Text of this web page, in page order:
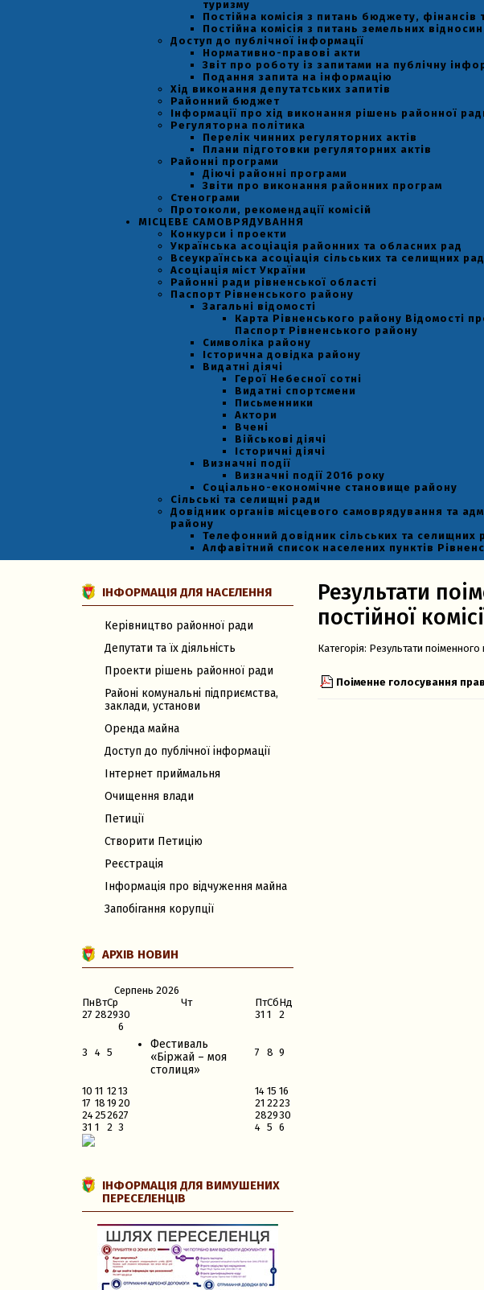
туризму
Постійна комісія з питань бюджету, фінансів
Постійна комісія з питань земельних
Доступ до публічної інформації
Нормативно-правові акти
Звіт про роботу із запитами на публічну
Подання запита на інформацію
Хід виконання депутатських запитів
Районний бюджет
Інформації про хід виконання рішень районної
Регуляторна політика
Перелік чинних регуляторних актів
Плани підготовки регуляторних актів
Районні програми
Діючі районні програми
Звіти про виконання районних програм
Стенограми
Протоколи, рекомендації комісій
МІСЦЕВЕ САМОВРЯДУВАННЯ
Конкурси і проекти
Українська асоціація районних та обласних рад
Всеукраїнська асоціація сільських та селищних рад
Асоціація міст України
Районні ради рівненської області
Паспорт Рівненського району
Загальні відомості
Карта Рівненського району Відомості
Паспорт Рівненського району
Символіка району
Історична довідка району
Видатні діячі
Герої Небесної сотні
Видатні спортсмени
Письменники
Актори
Вчені
Військові діячі
Історичні діячі
Визначні події
Визначні події 2016 року
Соціально-економічне становище району
Сільські та селищні ради
Довідник органів місцевого самоврядування та
району
Телефонний довідник сільських та селищних
Алфавітний список населених пунктів
Результати
постійної
Категорія: Результати
Поіменне голосування
ІНФОРМАЦІЯ ДЛЯ НАСЕЛЕННЯ
Керівництво районної ради
Депутати та їх діяльність
Проекти рішень районної ради
Районі комунальні підприємства,
заклади, установи
Оренда майна
Доступ до публічної інформації
Інтернет приймальня
Очищення влади
Петиції
Створити Петицію
Реєстрація
Інформація про відчуження майна
Запобігання корупції
АРХІВ НОВИН
Серпень 2026
ПнВтСр Чт ПтСбНд
27 282930 31 1 2
3 4 5
6
Фестиваль
«Біржай – моя
столиця»
7 8 9
10 11 1213 14 15 16
17 18 19 20 21 2223
24252627 282930
31 1 2 3 4 5 6
ІНФОРМАЦІЯ ДЛЯ ВИМУШЕНИХ
ПЕРЕСЕЛЕНЦІВ